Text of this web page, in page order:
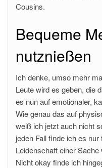
Cousins.
Bequeme
nutznießen
Ich denke, umso mehr
Leute wird es geben, die
es nun auf emotionaler,
Wie genau das auf
weiß ich jetzt auch nicht
jeden Fall finde ich es
Leidenschaft einer
Nicht okay finde ich